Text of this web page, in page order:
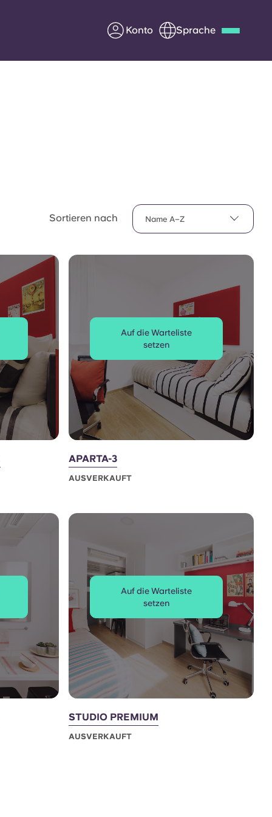
Konto Sprache
Infos für Eltern
Kontakt aufnehmen
Sortieren nach Name A–Z
Auf die Warteliste
setzen
APARTA-3
AUSVERKAUFT
Auf die Warteliste
setzen
STUDIO PREMIUM
AUSVERKAUFT